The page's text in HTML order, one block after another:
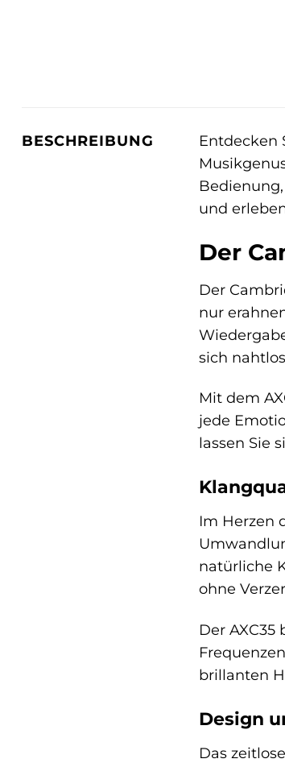
BESCHREIBUNG Entdecken
und
Der
Der
nur
sich
Mit dem
jede
lassen Sie
Im Herzen
natürliche
ohne
Der
brillanten
Design
Das